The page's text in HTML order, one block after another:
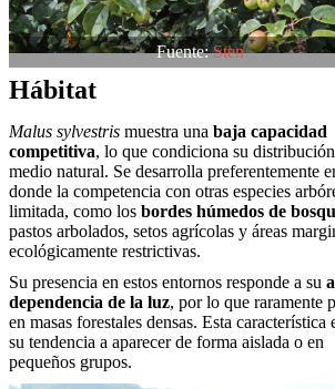
Fuente:Sten
Hábitat
Malus sylvestris muestra una baja capacidad
competitiva, lo que condiciona su
medio natural. Se desarrolla preferentemente
donde la competencia con otras especies
limitada, como los bordes húmedos de
pastos arbolados, setos agrícolas y áreas
ecológicamente restrictivas.
Su presencia en estos entornos responde a su
dependencia de la luz, por lo que raramente
en masas forestales densas. Esta característica
su tendencia a aparecer de forma aislada o en
pequeños grupos.